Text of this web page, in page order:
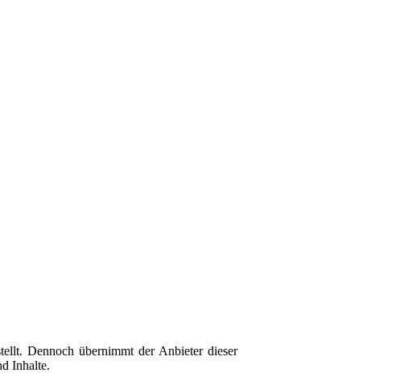
Dennoch übernimmt der Anbieter dieser
Inhalte.